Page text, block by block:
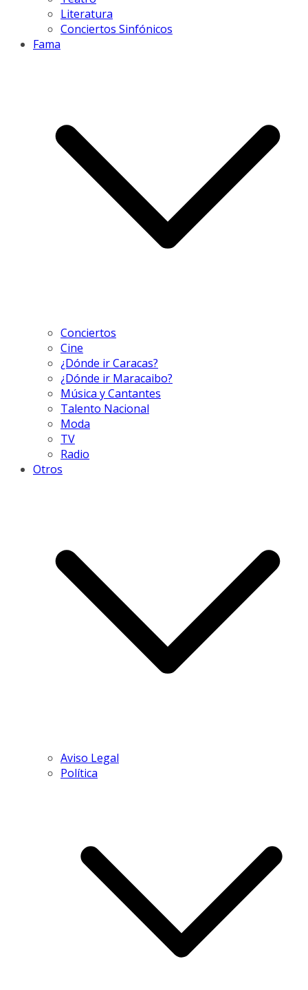
Literatura
Conciertos Sinfónicos
Fama
Conciertos
Cine
¿Dónde ir Caracas?
¿Dónde ir Maracaibo?
Música y Cantantes
Talento Nacional
Moda
TV
Radio
Otros
Aviso Legal
Política